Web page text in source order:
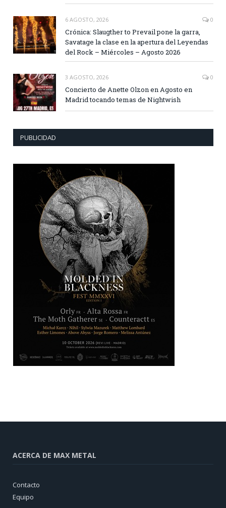
6 AGOSTO, 2026 0
Crónica: Slaugther to Prevail pone la garra,
Savatage la clase en la apertura del Leyendas
del Rock – Miércoles – Agosto 2026
3 AGOSTO, 2026 0
Concierto de Anette Olzon en Agosto en
Madrid tocando temas de Nightwish
PUBLICIDAD
ACERCA DE MAX METAL
Contacto
Equipo